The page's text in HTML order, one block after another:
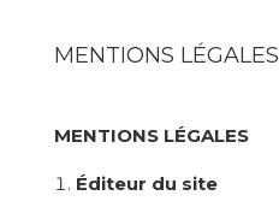
MENTIONS LÉGALES
MENTIONS LÉGALES
Éditeur du site